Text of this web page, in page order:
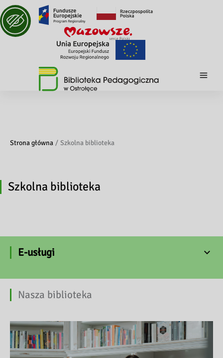
Strona główna Szkolna biblioteka
Szkolna biblioteka
E-usługi
Nasza biblioteka